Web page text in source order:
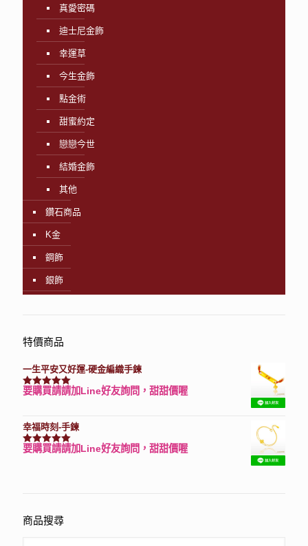
真愛密碼
迪士尼金飾
幸運草
今生金飾
點金術
甜蜜約定
戀戀今世
結婚金飾
其他
鑽石商品
K金
鋼飾
銀飾
特價商品
一生平安又好運-硬金編織手鍊
評分7740滿分 5
要購買請請加Line好友詢問，甜甜價喔
幸福時刻-手鍊
評分3150滿分 5
要購買請請加Line好友詢問，甜甜價喔
商品搜尋